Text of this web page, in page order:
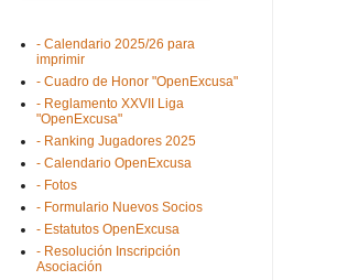
- Calendario 2025/26 para
imprimir
- Cuadro de Honor "OpenExcusa"
- Reglamento XXVII Liga
"OpenExcusa"
- Ranking Jugadores 2025
- Calendario OpenExcusa
- Fotos
- Formulario Nuevos Socios
- Estatutos OpenExcusa
- Resolución Inscripción
Asociación